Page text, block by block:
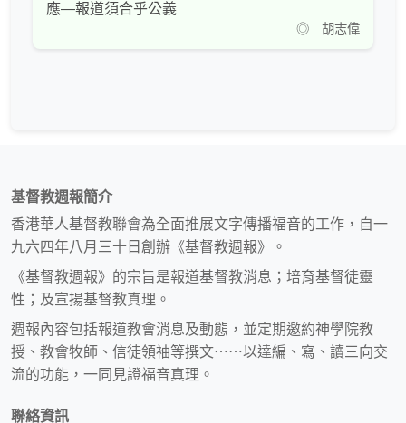
應—報道須合乎公義
◎ 胡志偉
基督教週報簡介
香港華人基督教聯會為全面推展文字傳播福音的工作，自一
九六四年八月三十日創辦《基督教週報》。
《基督教週報》的宗旨是報道基督教消息；培育基督徒靈
性；及宣揚基督教真理。
週報內容包括報道教會消息及動態，並定期邀約神學院教
授、教會牧師、信徒領袖等撰文⋯⋯以達編、寫、讀三向交
流的功能，一同見證福音真理。
聯絡資訊